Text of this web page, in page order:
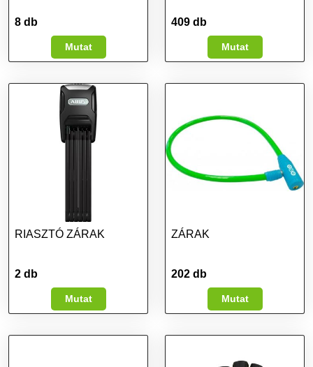
8 db
Mutat
409 db
Mutat
RIASZTÓ ZÁRAK
2 db
Mutat
ZÁRAK
202 db
Mutat